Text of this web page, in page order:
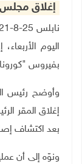
إغلاق
اليوم
بفيروس
وأوضح رئيس
إغلاق المقر
بعد اكتشاف
ونوّه إلى أن